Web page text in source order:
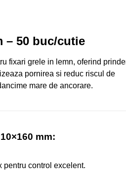
– 50 buc/cutie
fixari grele in lemn, oferind
pornirea si reduc riscul de
mare de ancorare.
mm:
pentru control excelent.